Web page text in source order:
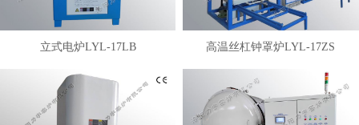
立式电炉LYL-17LB 高温丝杠钟罩炉LYL-17ZS